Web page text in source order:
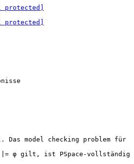
protected]
protected]
Das model checking problem für
|= φ gilt, ist PSpace-vollständig